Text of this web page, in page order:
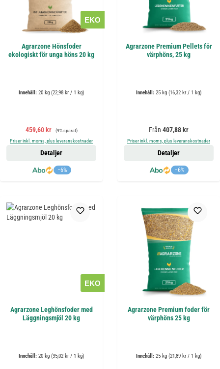
EKO
Agrarzone Hönsfoder
ekologiskt för unga höns 20 kg
Innehåll: 20 kg (22,98 kr / 1 kg)
Försäljningspris:
459,60 kr Ordinarie pris:
(9% sparat)
Priser inkl. moms, plus leveranskostnader
−6%
Detaljer
Agrarzone Premium Pellets för
värphöns, 25 kg
Innehåll: 25 kg (16,32 kr / 1 kg)
Ordinarie pris:
Från 407,88 kr
Priser inkl. moms, plus leveranskostnader
−6%
Detaljer
EKO
Agrarzone Leghönsfoder med
Läggningsmjöl 20 kg
Innehåll: 20 kg (35,02 kr / 1 kg)
Agrarzone Premium foder för
värphöns 25 kg
Innehåll: 25 kg (21,89 kr / 1 kg)